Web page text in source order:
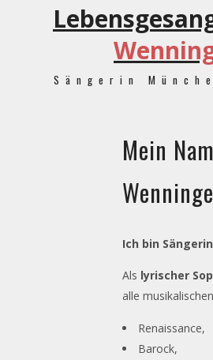
Sängerin
Mein
Ich bin
Als lyrischer
alle
Renaissance,
Barock,